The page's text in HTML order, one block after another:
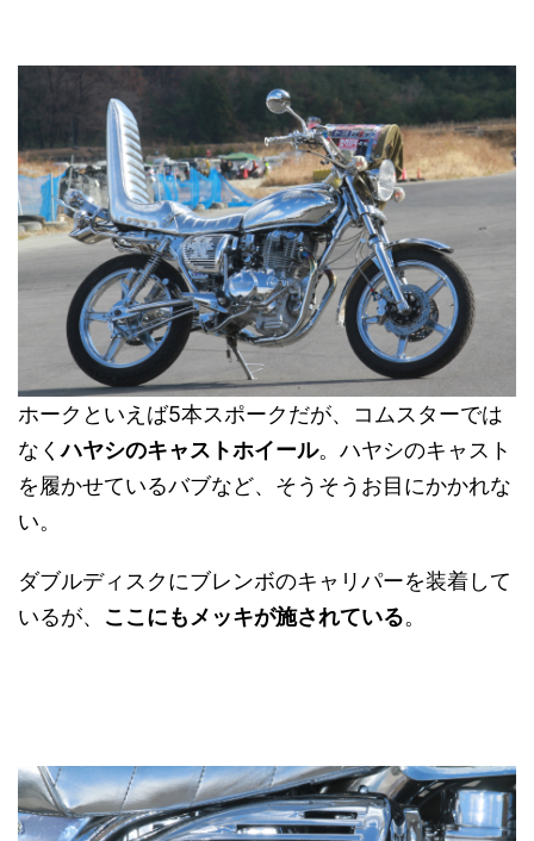
ホークといえば5本スポークだが、コムスターでは
なくハヤシのキャストホイール。ハヤシのキャスト
を履かせているバブなど、そうそうお目にかかれな
い。
ダブルディスクにブレンボのキャリパーを装着して
いるが、 ここにもメッキが施されている。